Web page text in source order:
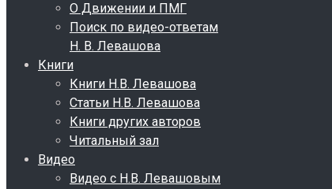
О Движении и ПМГ
Поиск по видео-ответам
Н. В. Левашова
Книги
Книги Н.В. Левашова
Статьи Н.В. Левашова
Книги других авторов
Читальный зал
Видео
Видео с Н.В. Левашовым